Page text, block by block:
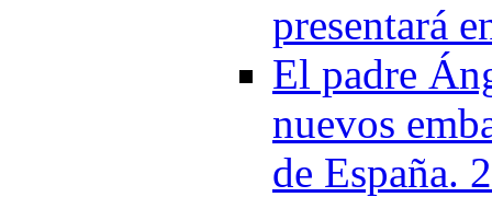
presentará
El padre
nuevos
de España.